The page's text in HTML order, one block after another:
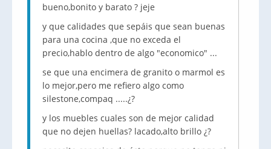
bueno,bonito y barato ? jeje
y que calidades que sepáis que sean buenas
para una cocina ,que no exceda el
precio,hablo dentro de algo "economico" ...
se que una encimera de granito o marmol es
lo mejor,pero me refiero algo como
silestone,compaq .....¿?
y los muebles cuales son de mejor calidad
que no dejen huellas? lacado,alto brillo ¿?